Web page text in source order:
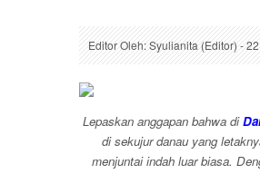
Editor Oleh: Syulianita (Editor) -
Lepaskan anggapan bahwa di
di sekujur danau yang
menjuntai indah luar biasa.